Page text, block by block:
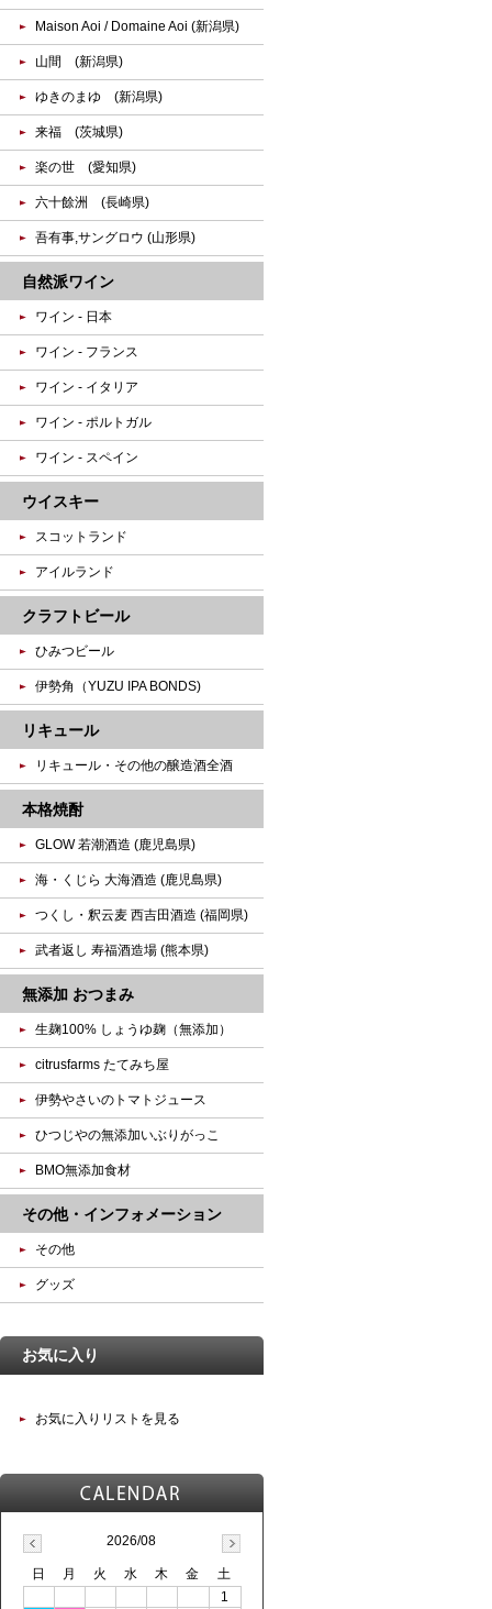
Maison Aoi / Domaine Aoi (新潟県)
山間 (新潟県)
ゆきのまゆ (新潟県)
来福 (茨城県)
楽の世 (愛知県)
六十餘洲 (長崎県)
吾有事,サングロウ (山形県)
自然派ワイン
ワイン - 日本
ワイン - フランス
ワイン - イタリア
ワイン - ポルトガル
ワイン - スペイン
ウイスキー
スコットランド
アイルランド
クラフトビール
ひみつビール
伊勢角（YUZU IPA BONDS)
リキュール
リキュール・その他の醸造酒全酒
本格焼酎
GLOW 若潮酒造 (鹿児島県)
海・くじら 大海酒造 (鹿児島県)
つくし・釈云麦 西吉田酒造 (福岡県)
武者返し 寿福酒造場 (熊本県)
無添加 おつまみ
生麹100% しょうゆ麹（無添加）
citrusfarms たてみち屋
伊勢やさいのトマトジュース
ひつじやの無添加いぶりがっこ
BMO無添加食材
その他・インフォメーション
その他
グッズ
お気に入り
お気に入りリストを見る
2026/08
日 月 火 水 木 金
土
1